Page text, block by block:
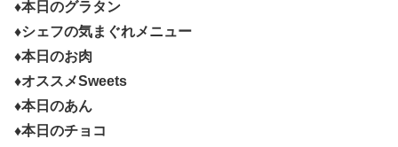
♦本日のグラタン
♦シェフの気まぐれメニュー
♦本日のお肉
♦オススメSweets
♦本日のあん
♦本日のチョコ